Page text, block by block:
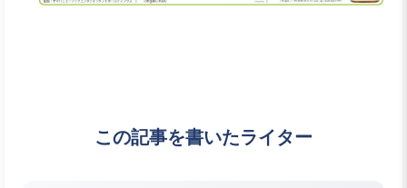
この記事を書いたライター